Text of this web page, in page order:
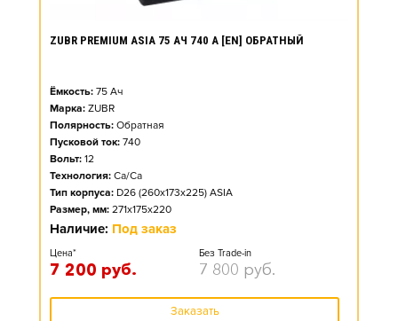
ZUBR PREMIUM ASIA 75 АЧ 740 А [EN] ОБРАТНЫЙ
Ёмкость: 75 Ач
Марка: ZUBR
Полярность: Обратная
Пусковой ток: 740
Вольт: 12
Технология: Ca/Ca
Тип корпуса: D26 (260x173x225) ASIA
Размер, мм: 271x175x220
Наличие: Под заказ
Цена*
7 200 руб.
Без Trade-in
7 800 руб.
Заказать